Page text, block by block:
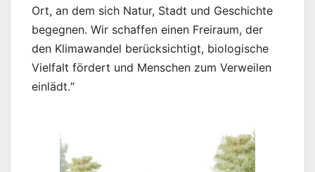
Ort, an dem sich Natur, Stadt und Geschichte
begegnen. Wir schaffen einen Freiraum, der
den Klimawandel berücksichtigt, biologische
Vielfalt fördert und Menschen zum Verweilen
einlädt.“